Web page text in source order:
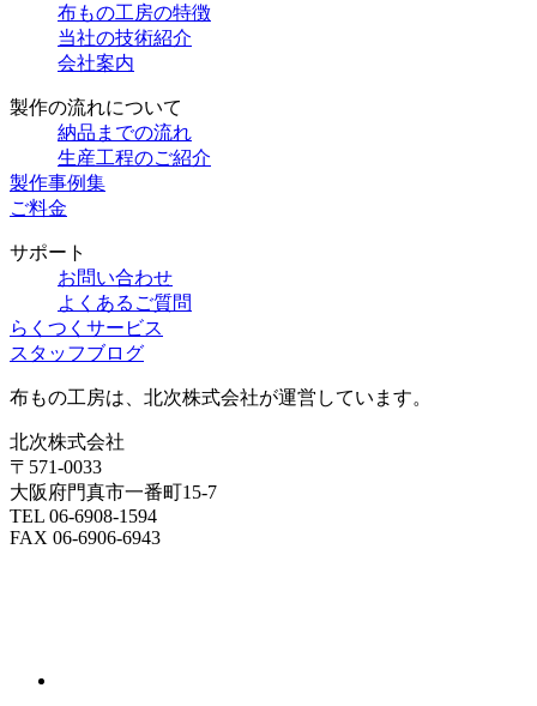
布もの工房の特徴
当社の技術紹介
会社案内
製作の流れについて
納品までの流れ
生産工程のご紹介
製作事例集
ご料金
サポート
お問い合わせ
よくあるご質問
らくつくサービス
スタッフブログ
布もの工房は、北次株式会社が運営しています。
北次株式会社
〒571-0033
大阪府門真市一番町15-7
TEL 06-6908-1594
FAX 06-6906-6943